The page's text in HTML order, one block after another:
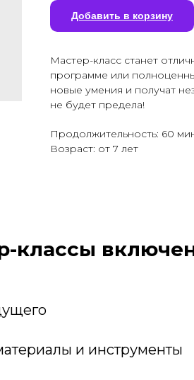
Добавить в корзину
Мастер-класс станет
программе или
новые умения и получат
не будет предела!
Продолжительность: 60
Возраст: от 7 лет
и инструменты
классы